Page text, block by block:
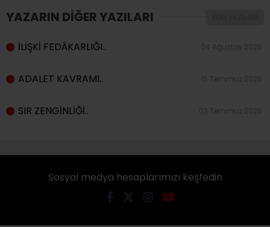
YAZARIN DİĞER YAZILARI
İLİŞKİ FEDÂKARLIĞI.. 04 Ağustos 2026
ADALET KAVRAMI.. 15 Temmuz 2026
SIR ZENGİNLİĞİ.. 03 Temmuz 2026
Sosyal medya hesaplarımızı keşfedin